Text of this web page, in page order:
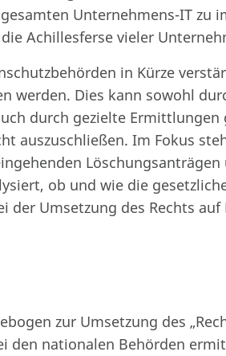
Unternehmens-IT zu
Achillesferse vieler
in Kürze
werden. Dies kann sowohl
durch gezielte Ermittlungen
auszuschließen. Im Fokus
ob und wie die
der Umsetzung des Rechts
zur Umsetzung des
den nationalen Behörden